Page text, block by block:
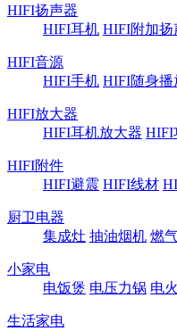
HIFI扬声器
HIFI耳机 HIFI附加扬
HIFI音源
HIFI手机 HIFI随身播
HIFI放大器
HIFI耳机放大器 HIFI
HIFI附件
HIFI避震 HIFI线材
厨卫电器
集成灶 抽油烟机 燃
小家电
电饭煲 电压力锅 电
生活家电